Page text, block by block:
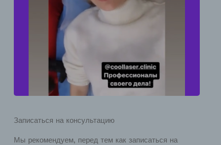
Профессионалы своего дела!
Записаться на консультацию
Мы рекомендуем, перед тем как записаться на